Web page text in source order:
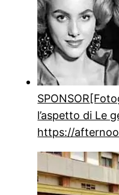
SPONSOR
l’aspetto di Le
https://